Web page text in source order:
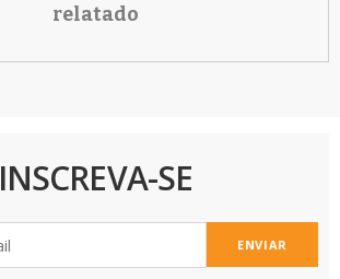
relatado
INSCREVA-SE
ENVIAR